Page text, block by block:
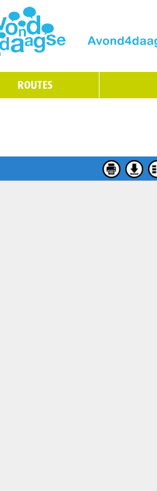
ROUTES